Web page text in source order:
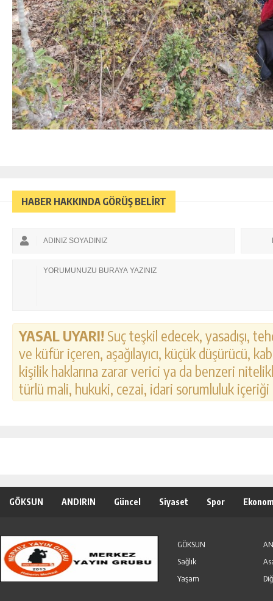
HABER HAKKINDA GÖRÜŞ BELİRT
YASAL UYARI! Suç teşkil edecek, yasadışı,
ve küfür içeren, aşağılayıcı, küçük düşürücü,
kişilik haklarına zarar verici ya da benzeri
türlü mali, hukuki, cezai, idari sorumluluk
GÖKSUN ANDIRIN Güncel Siyaset Spor
GÖKSUN
Sağlık
Yaşam